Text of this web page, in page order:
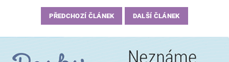
PŘEDCHOZÍ ČLÁNEK DALŠÍ ČLÁNEK